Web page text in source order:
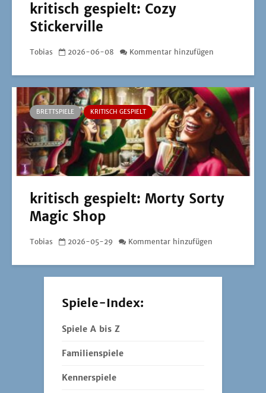
kritisch gespielt: Cozy
Stickerville
Tobias 2026-06-08 Kommentar hinzufügen
BRETTSPIELE KRITISCH GESPIELT
kritisch gespielt: Morty Sorty
Magic Shop
Tobias 2026-05-29 Kommentar hinzufügen
Spiele-Index:
Spiele A bis Z
Familienspiele
Kennerspiele